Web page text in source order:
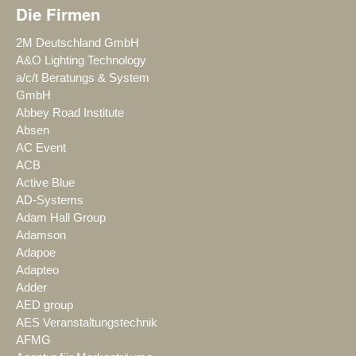
Die Firmen
2M Deutschland GmbH
A&O Lighting Technology
a/c/t Beratungs & System
GmbH
Abbey Road Institute
Absen
AC Event
ACB
Active Blue
AD-Systems
Adam Hall Group
Adamson
Adapoe
Adapteo
Adder
AED group
AES Veranstaltungstechnik
AFMG